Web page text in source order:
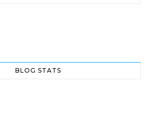
BLOG STATS